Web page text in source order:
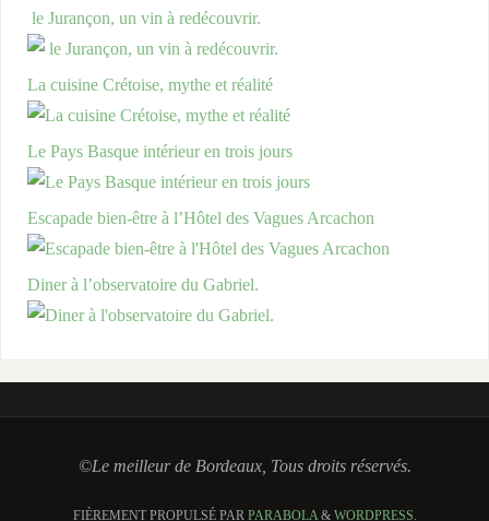
le Jurançon, un vin à redécouvrir.
La cuisine Crétoise, mythe et réalité
Le Pays Basque intérieur en trois jours
Escapade bien-être à l’Hôtel des Vagues Arcachon
Diner à l’observatoire du Gabriel.
©Le meilleur de Bordeaux, Tous droits réservés.
FIÈREMENT PROPULSÉ PAR PARABOLA& WORDPRESS.